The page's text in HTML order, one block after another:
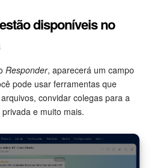
disponíveis no
Responder, aparecerá um campo
pode usar ferramentas que
convidar colegas para a
e muito mais.